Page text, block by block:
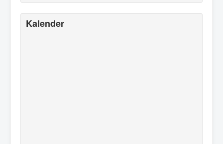
Kalender